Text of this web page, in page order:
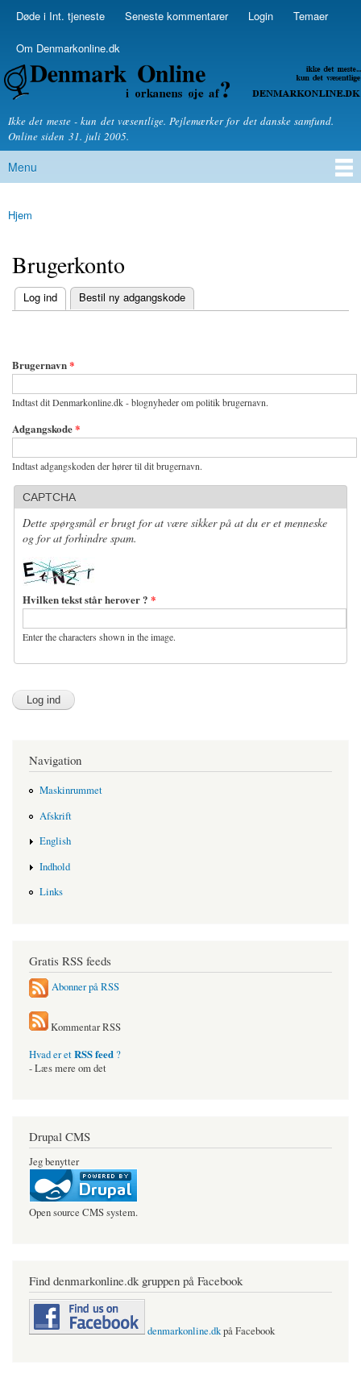
Skip to
Secondary menu
Døde i Int. tjeneste Seneste kommentarer Login Temaer
Om Denmarkonline.dk
Denmarkonline.dk - blognyheder om politik
Ikke det meste - kun det væsentlige. Pejlemærker for det danske samfund.
Online siden 31. juli 2005.
Main menu
Menu
You are here
Hjem
Brugerkonto
Primary tabs
Log ind
(active tab) Bestil ny adgangskode
Brugernavn*
Indtast dit Denmarkonline.dk - blognyheder om politik brugernavn.
Adgangskode*
Indtast adgangskoden der hører til dit brugernavn.
CAPTCHA
Dette spørgsmål er brugt for at være sikker på at du er et menneske
og for at forhindre spam.
Hvilken tekst står herover ? *
Enter the characters shown in the image.
Navigation
Maskinrummet
Afskrift
English
Indhold
Links
Gratis RSS feeds
Abonner på RSS
Kommentar RSS
Hvad er etRSS feed ?
- Læs mere om det
Drupal CMS
Jeg benytter
Open source CMS system.
Find denmarkonline.dk gruppen på Facebook
denmarkonline.dkpå Facebook